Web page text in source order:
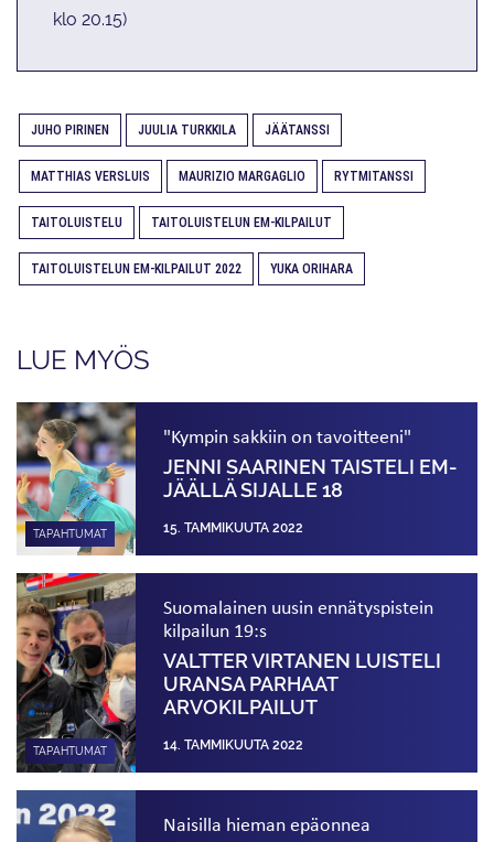
klo 20.15)
JUHO PIRINEN JUULIA TURKKILA JÄÄTANSSI
MATTHIAS VERSLUIS MAURIZIO MARGAGLIO RYTMITANSSI
TAITOLUISTELU TAITOLUISTELUN EM-KILPAILUT
TAITOLUISTELUN EM-KILPAILUT 2022 YUKA ORIHARA
LUE MYÖS
TAPAHTUMAT
"Kympin sakkiin on tavoitteeni"
JENNI SAARINEN TAISTELI EM-
JÄÄLLÄ SIJALLE 18
15. TAMMIKUUTA 2022
TAPAHTUMAT
Suomalainen uusin ennätyspistein
kilpailun 19:s
VALTTER VIRTANEN LUISTELI
URANSA PARHAAT
ARVOKILPAILUT
14. TAMMIKUUTA 2022
Naisilla hieman epäonnea